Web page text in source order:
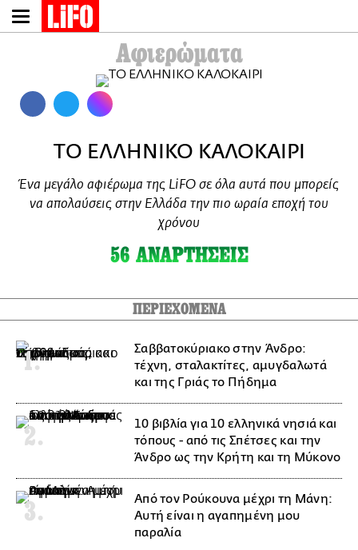
Παράκαμψη
προς
Αφιερώματα
ΤΟ ΕΛΛΗΝΙΚΟ ΚΑΛΟΚΑΙΡΙ
Ένα μεγάλο αφιέρωμα της LiFO σε όλα αυτά που μπορείς
να απολαύσεις στην Ελλάδα την πιο ωραία εποχή του
χρόνου
56 ΑΝΑΡΤΗΣΕΙΣ
Σαββατοκύριακο στην Άνδρο:
τέχνη, σταλακτίτες, αμυγδαλωτά
και της Γριάς το Πήδημα
10 βιβλία για 10 ελληνικά νησιά και
τόπους - από τις Σπέτσες και την
Άνδρο ως την Κρήτη και τη Μύκονο
Από τον Ρούκουνα μέχρι τη Μάνη:
Αυτή είναι η αγαπημένη μου
παραλία